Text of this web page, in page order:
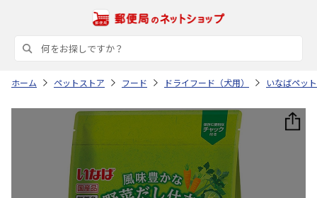
ホーム ペットストア フード ドライフード（犬用） いなばペッ